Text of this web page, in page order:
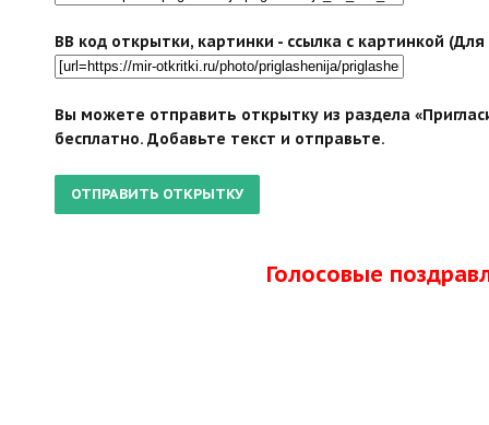
BB код открытки, картинки - ссылка с картинкой
Вы можете отправить открытку из раздела
бесплатно. Добавьте текст и отправьте.
Голосовые